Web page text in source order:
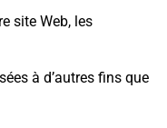
site Web, les
à d’autres fins que